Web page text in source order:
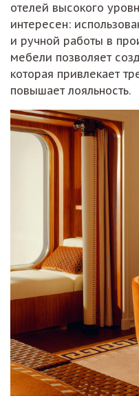
отелей высокого
интересен:
и ручной работы в
мебели позволяет
которая привлекает
повышает лояльность.